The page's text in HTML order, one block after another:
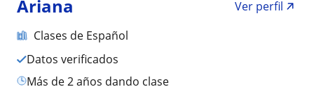
Ariana
Ver perfil
Clases de Español
Datos verificados
más de 2 años dando clase